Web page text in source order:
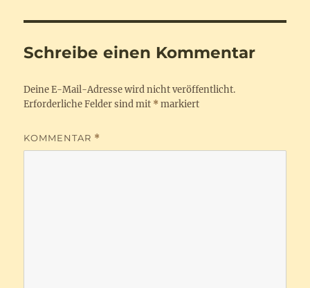
Schreibe einen Kommentar
Deine E-Mail-Adresse wird nicht veröffentlicht.
Erforderliche Felder sind mit * markiert
KOMMENTAR *